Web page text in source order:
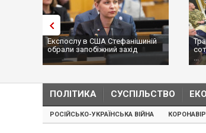
Експослу в США Стефанішиній
обрали запобіжний захід
...
ПОЛІТИКА СУСПІЛЬСТВО
РОСІЙСЬКО-УКРАЇНСЬКА ВІЙНА